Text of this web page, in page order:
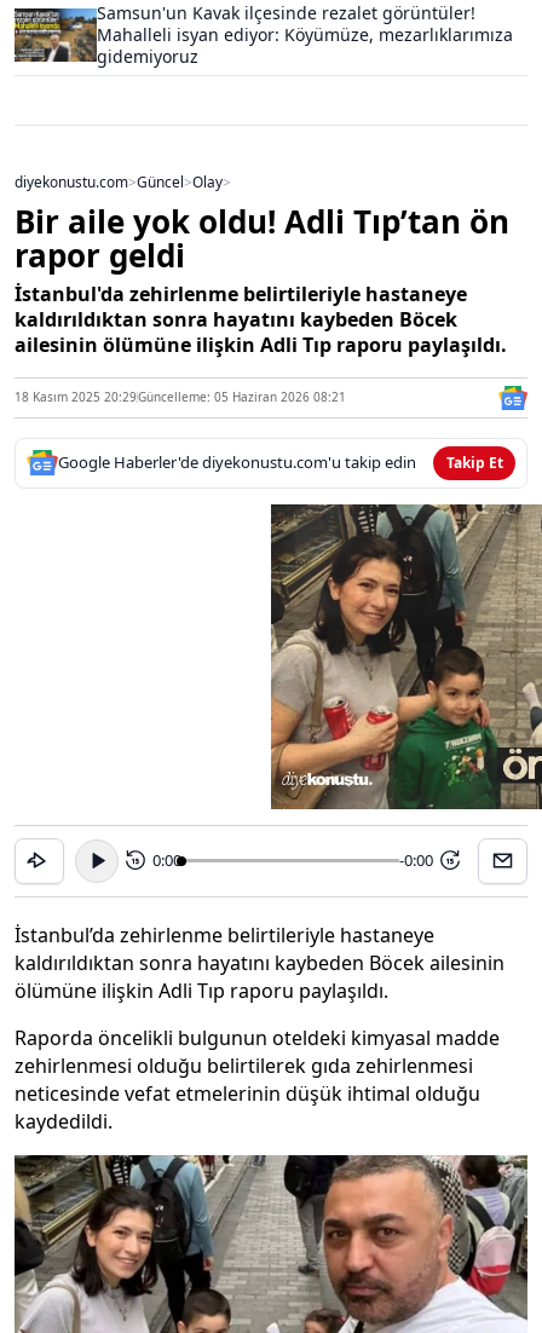
Samsun'un Kavak ilçesinde rezalet görüntüler!
Mahalleli isyan ediyor: Köyümüze, mezarlıklarımıza
gidemiyoruz
diyekonustu.com>Güncel>Olay>
Bir aile yok oldu! Adli Tıp’tan ön
rapor geldi
İstanbul'da zehirlenme belirtileriyle hastaneye
kaldırıldıktan sonra hayatını kaybeden Böcek
ailesinin ölümüne ilişkin Adli Tıp raporu paylaşıldı.
18 Kasım 2025 20:29Güncelleme: 05 Haziran 2026 08:21
Google Haberler'de diyekonustu.com'u takip edin Takip Et
15 0:00 -0:00 15
İstanbul’da zehirlenme belirtileriyle hastaneye
kaldırıldıktan sonra hayatını kaybeden Böcek ailesinin
ölümüne ilişkin Adli Tıp raporu paylaşıldı.
Raporda öncelikli bulgunun oteldeki kimyasal madde
zehirlenmesi olduğu belirtilerek gıda zehirlenmesi
neticesinde vefat etmelerinin düşük ihtimal olduğu
kaydedildi.